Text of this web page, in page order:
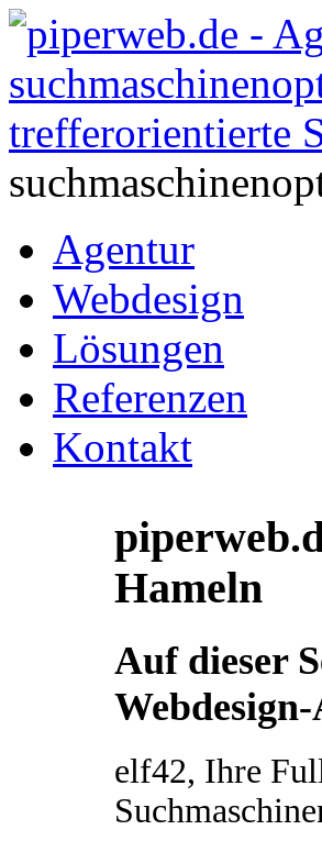
Agentur
Webdesign
Lösungen
Referenzen
Kontakt
Hameln
Auf dieser
elf42, Ihre